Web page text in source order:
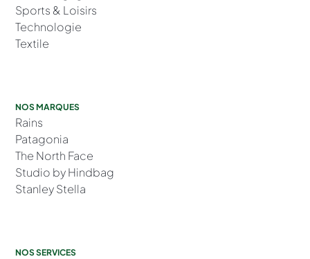
Sports & Loisirs
Technologie
Textile
NOS MARQUES
Rains
Patagonia
The North Face
Studio by Hindbag
Stanley Stella
NOS SERVICES